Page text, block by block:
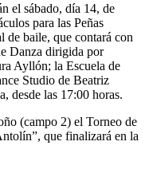
el sábado, día 14, de
para las Peñas
de baile, que contará con
Danza dirigida por
Ayllón; la Escuela de
Studio de Beatriz
desde las 17:00 horas.
(campo 2) el Torneo de
que finalizará en la